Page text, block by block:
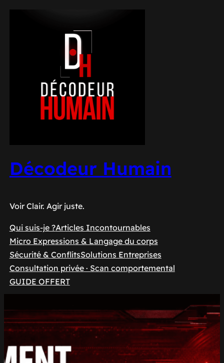
Décodeur Humain
Voir Clair. Agir juste.
Qui suis-je ?Articles Incontournables
Micro Expressions & Langage du corps
Sécurité & ConflitsSolutions Entreprises
Consultation privée · Scan comportemental
GUIDE OFFERT